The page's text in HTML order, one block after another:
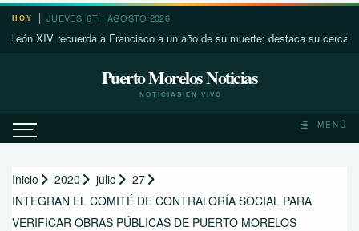
Saltar
contenido
HOY JUEVES, 6TH AGOSTO 2026
recuerda a Francisco a un año de su muerte; destaca su cercanía con
Puerto Morelos Noticias
NOTICIAS EN VIVO
MENÚ
Inicio 2020 julio
27
INTEGRAN EL COMITÉ DE CONTRALORÍA SOCIAL PARA
VERIFICAR OBRAS PÚBLICAS DE PUERTO MORELOS